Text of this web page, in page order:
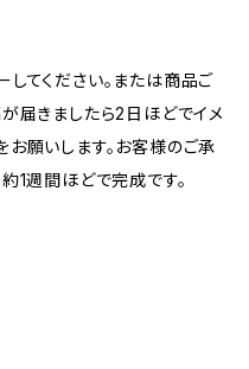
てください。または商品ご
届きましたら2日ほどでイメ
願いします。お客様のご承
1週間ほどで完成です。